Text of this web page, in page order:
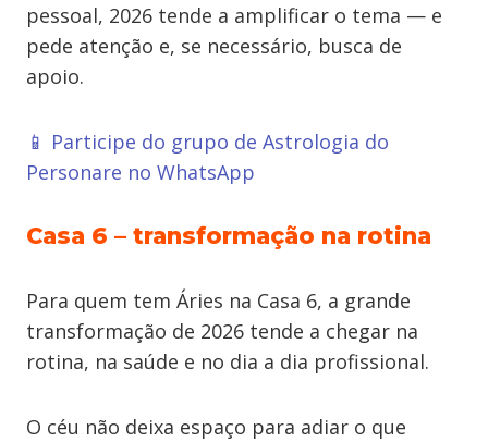
pessoal, 2026 tende a amplificar o tema — e
pede atenção e, se necessário, busca de
apoio.
📱 Participe do grupo de Astrologia do
Personare no WhatsApp
Casa 6 – transformação na rotina
Para quem tem Áries na Casa 6, a grande
transformação de 2026 tende a chegar na
rotina, na saúde e no dia a dia profissional.
O céu não deixa espaço para adiar o que